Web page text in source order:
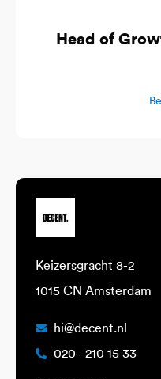
Head of
Keizersgracht 8-2
1015 CN Amsterdam
hi@decent.nl
020 - 210 15 33